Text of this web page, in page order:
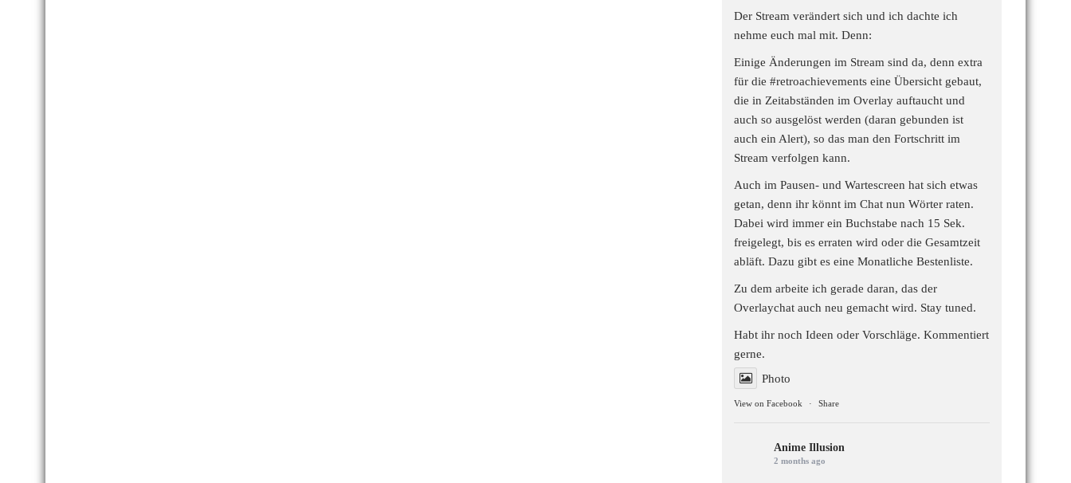
Der Stream verändert sich und ich dachte ich
nehme euch mal mit. Denn:
Einige Änderungen im Stream sind da, denn extra
für die #retroachievements eine Übersicht gebaut,
die in Zeitabständen im Overlay auftaucht und
auch so ausgelöst werden (daran gebunden ist
auch ein Alert), so das man den Fortschritt im
Stream verfolgen kann.
Auch im Pausen- und Wartescreen hat sich etwas
getan, denn ihr könnt im Chat nun Wörter raten.
Dabei wird immer ein Buchstabe nach 15 Sek.
freigelegt, bis es erraten wird oder die Gesamtzeit
abläft. Dazu gibt es eine Monatliche Bestenliste.
Zu dem arbeite ich gerade daran, das der
Overlaychat auch neu gemacht wird. Stay tuned.
Habt ihr noch Ideen oder Vorschläge. Kommentiert
gerne.
Photo
View on Facebook · Share
Anime Illusion
2 months ago